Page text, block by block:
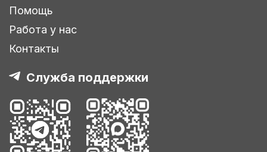
Помощь
Работа у нас
Контакты
Служба поддержки